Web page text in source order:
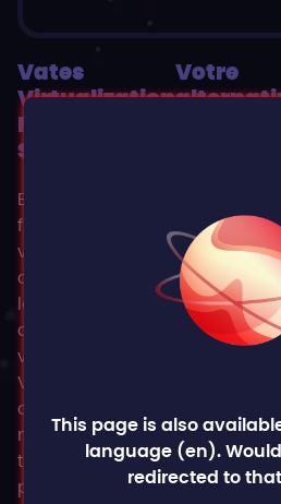
Vates
Virtualization
Stack
Entrez dans le
futur de la
virtualisation
open source avec
la suite de gestion
de la
virtualisation
Vates. En
combinant de
manière
transparente la
puissance de la
Votre
suite de
de
virtualisation
Vates
supérieure,
This page is also
language (en).
redirected to